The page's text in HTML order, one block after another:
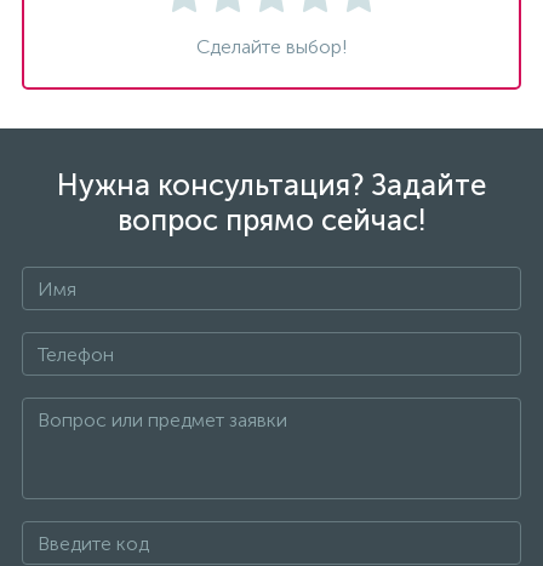
Сделайте выбор!
Нужна консультация? Задайте
вопрос прямо сейчас!